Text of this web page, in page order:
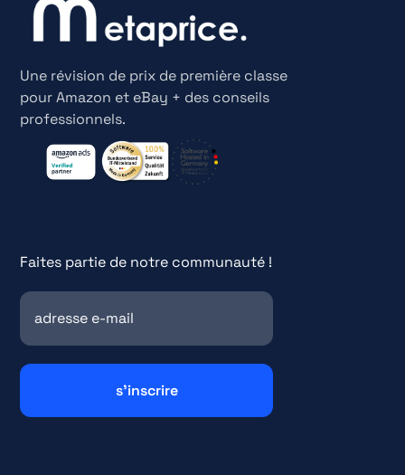
Une révision de prix de première classe
pour Amazon et eBay + des conseils
professionnels.
Faites partie de notre communauté !